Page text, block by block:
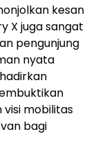
kesan
X juga sangat
pengunjung
nyata
mobilitas
bagi